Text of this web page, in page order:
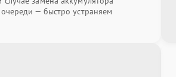
— быстро устраняем